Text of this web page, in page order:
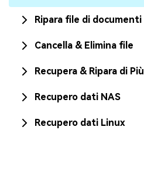
Ripara file di documenti
Cancella & Elimina file
Recupera & Ripara di Più
Recupero dati NAS
Recupero dati Linux